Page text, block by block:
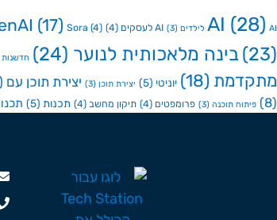
AI (28) AI לילדים (3) AI לעסקים (4)
(17) Sora (4)
(23)
בינה מלאכותית לנוער (24) חדשנות
מתקדמת (18) יוניטי (5) יצירת תוכן (3) יצירת תוכן עם AI
(8)
פיתוח תוכנה (3) פרומפטים (4) תיקון מחשב (4) תכנות (5)